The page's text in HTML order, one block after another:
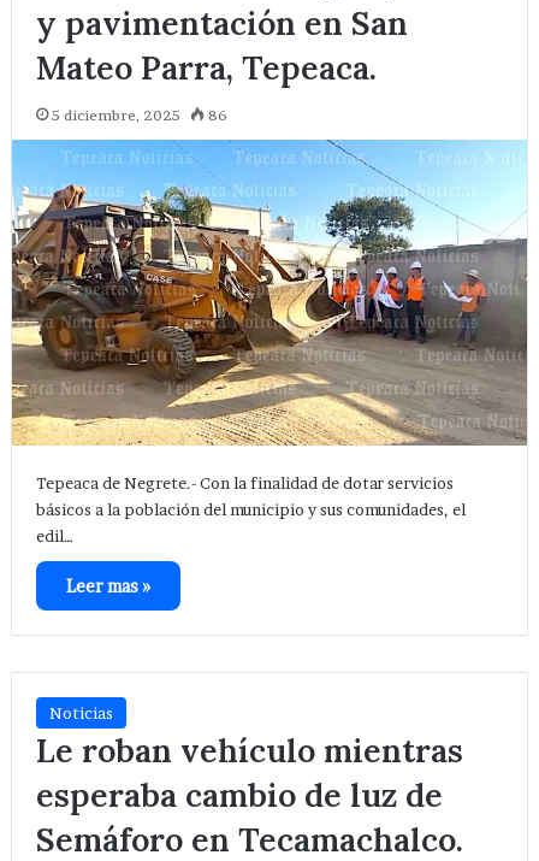
y pavimentación en San
Mateo Parra, Tepeaca.
5 diciembre, 2025 86
Tepeaca de Negrete.- Con la finalidad de dotar servicios
básicos a la población del municipio y sus comunidades, el
edil…
Leer mas »
Noticias
Le roban vehículo mientras
esperaba cambio de luz de
Semáforo en Tecamachalco.